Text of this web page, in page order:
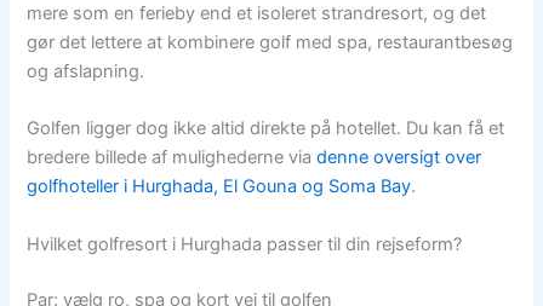
mere som en ferieby end et isoleret strandresort, og det
gør det lettere at kombinere golf med spa, restaurantbesøg
og afslapning.
Golfen ligger dog ikke altid direkte på hotellet. Du kan få et
bredere billede af mulighederne viadenne oversigt over
golfhoteller i Hurghada, El Gouna og Soma Bay.
Hvilket golfresort i Hurghada passer til din rejseform?
Par: vælg ro, spa og kort vej til golfen